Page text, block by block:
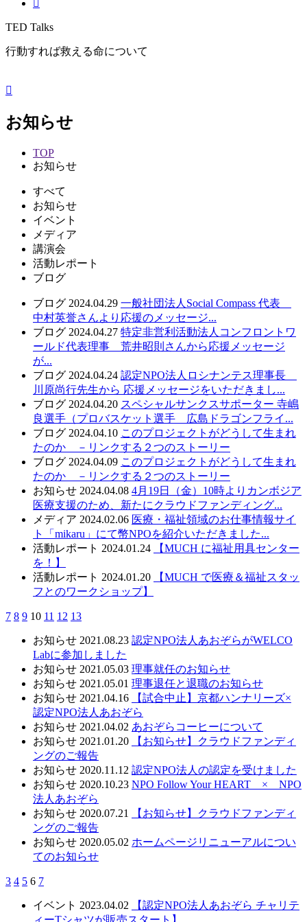
TED Talks
行動すれば救える命について
お知らせ
TOP
お知らせ
すべて
お知らせ
イベント
メディア
講演会
活動レポート
ブログ
ブログ 2024.04.29 一般社団法人Social Compass 代表
中村英誉さんより応援のメッセージ...
ブログ 2024.04.27 特定非営利活動法人コンフロントワ
ールド代表理事 荒井昭則さんから応援メッセージ
が...
ブログ 2024.04.24 認定NPO法人ロシナンテス理事長
川原尚行先生から 応援メッセージをいただきまし...
ブログ 2024.04.20 スペシャルサンクスサポーター 寺嶋
良選手（プロバスケット選手 広島ドラゴンフライ...
ブログ 2024.04.10 このプロジェクトがどうして生まれ
たのか －リンクする２つのストーリー
ブログ 2024.04.09 このプロジェクトがどうして生まれ
たのか －リンクする２つのストーリー
お知らせ 2024.04.08 4月19日（金）10時よりカンボジア
医療支援のため、新たにクラウドファンディング...
メディア 2024.02.06 医療・福祉領域のお仕事情報サイ
ト「mikaru」にて幣NPOを紹介いただきました...
活動レポート 2024.01.24
【MUCH に福祉用具センター
を！】
活動レポート 2024.01.20
【MUCH で医療＆福祉スタッ
フとのワークショップ】
7 8 9 10 11 12 13
お知らせ 2021.08.23 認定NPO法人あおぞらがWELCO
Labに参加しました
お知らせ 2021.05.03 理事就任のお知らせ
お知らせ 2021.05.01 理事退任と退職のお知らせ
お知らせ 2021.04.16
【試合中止】京都ハンナリーズ×
認定NPO法人あおぞら
お知らせ 2021.04.02 あおぞらコーヒーについて
お知らせ 2021.01.20
【お知らせ】クラウドファンディ
ングのご報告
お知らせ 2020.11.12 認定NPO法人の認定を受けました
お知らせ 2020.10.23 NPO Follow Your HEART × NPO
法人あおぞら
お知らせ 2020.07.21
【お知らせ】クラウドファンディ
ングのご報告
お知らせ 2020.05.02 ホームページリニューアルについ
てのお知らせ
3 4 5 6 7
イベント 2023.04.02
【認定NPO法人あおぞら チャリテ
ィーTシャツが販売スタート】